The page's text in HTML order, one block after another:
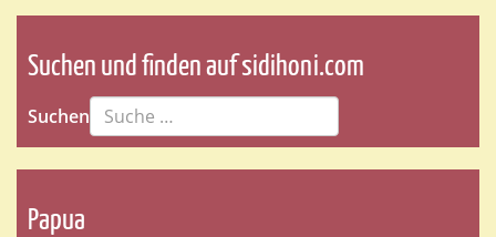
Suchen und finden auf sidihoni.com
Suchen
Papua